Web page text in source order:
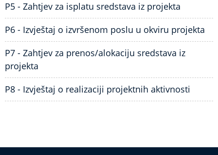
P5 - Zahtjev za isplatu sredstava iz projekta
P6 - Izvještaj o izvršenom poslu u okviru projekta
P7 - Zahtjev za prenos/alokaciju sredstava iz
projekta
P8 - Izvještaj o realizaciji projektnih aktivnosti